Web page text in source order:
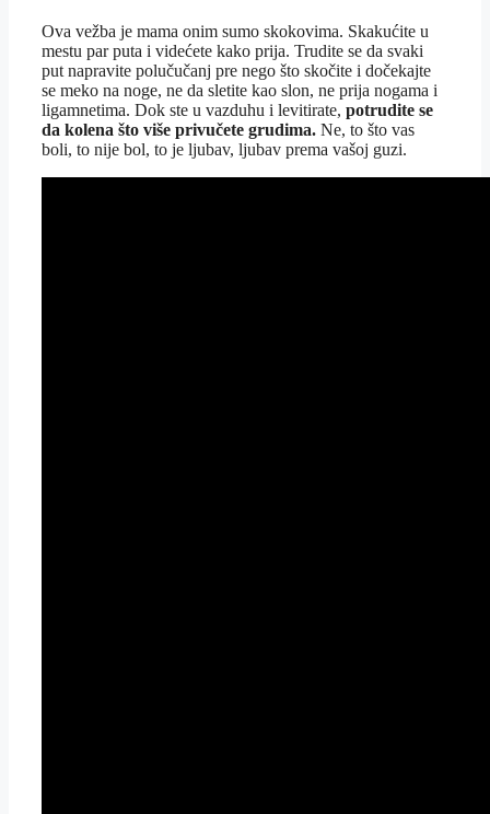
Ova vežba je mama onim sumo skokovima. Skakućite u
mestu par puta i videćete kako prija. Trudite se da svaki
put napravite polučučanj pre nego što skočite i dočekajte
se meko na noge, ne da sletite kao slon, ne prija nogama i
ligamnetima. Dok ste u vazduhu i levitirate, potrudite se
da kolena što više privučete grudima. Ne, to što vas
boli, to nije bol, to je ljubav, ljubav prema vašoj guzi.